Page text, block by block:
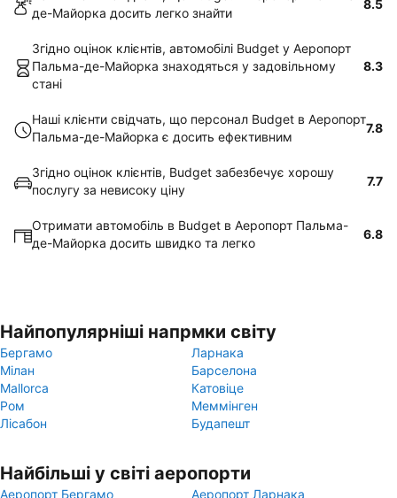
де-Майорка досить легко знайти
8.5
Згідно оцінок клієнтів, автомобілі Budget у Аеропорт
Пальма-де-Майорка знаходяться у задовільному
стані
8.3
Наші клієнти свідчать, що персонал Budget в Аеропорт
Пальма-де-Майорка є досить ефективним
7.8
Згідно оцінок клієнтів, Budget забезбечує хорошу
послугу за невисоку ціну
7.7
Отримати автомобіль в Budget в Аеропорт Пальма-
де-Майорка досить швидко та легко
6.8
Найпопулярніші напрмки світу
Бергамо
Ларнака
Мілан
Барселона
Mallorca
Катовіце
Ром
Меммінген
Лісабон
Будапешт
Найбільші у світі аеропорти
Аеропорт Бергамо Аеропорт Ларнака